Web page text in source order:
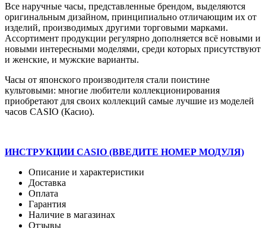
Все наручные часы, представленные брендом, выделяются
оригинальным дизайном, принципиально отличающим их от
изделий, производимых другими торговыми марками.
Ассортимент продукции регулярно дополняется всё новыми и
новыми интересными моделями, среди которых присутствуют
и женские, и мужские варианты.
Часы от японского производителя стали поистине
культовыми: многие любители коллекционирования
приобретают для своих коллекций самые лучшие из моделей
часов CASIO (Касио).
ИНСТРУКЦИИ CASIO (ВВЕДИТЕ НОМЕР МОДУЛЯ)
Описание и характеристики
Доставка
Оплата
Гарантия
Наличие в магазинах
Отзывы